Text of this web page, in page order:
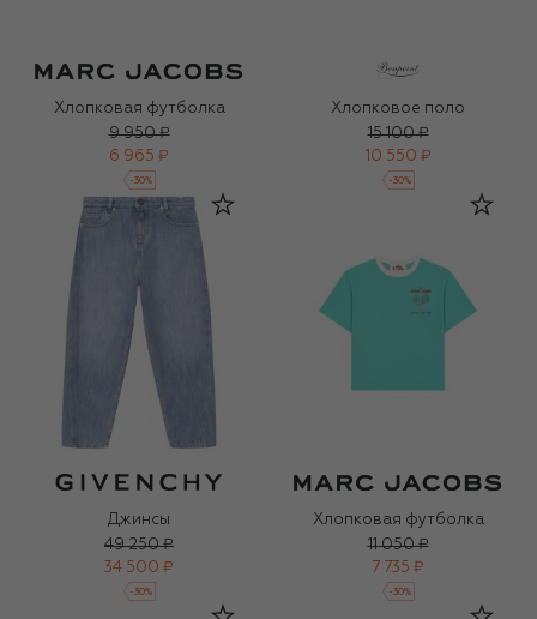
Хлопковая футболка
9 950 ₽
6 965 ₽
-30%
Хлопковое поло
15 100 ₽
10 550 ₽
-30%
Джинсы
49 250 ₽
34 500 ₽
-30%
Хлопковая футболка
11 050 ₽
7 735 ₽
-30%